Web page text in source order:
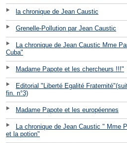
la chronique de Jean Caustic
Grenelle-Pollution par Jean Caustic
La chronique de Jean Caustic Mme
Cuba"
Madame Papote et les chercheurs !!!"
Editorial "Liberté Egalité
fin. n°3)
Madame Papote et les européennes
La chronique de Jean Caustic " Mme
et la potion"